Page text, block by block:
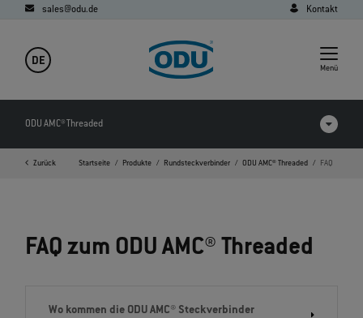
sales@odu.de Kontakt
DE
Menü
ODU AMC® Threaded
Produkte im Vergleich
Downloads
Zurück Startseite Produkte Rundsteckverbinder ODU AMC® Threaded FAQ
FAQ zum ODU AMC® Threaded
Wo kommen die ODU AMC® Steckverbinder